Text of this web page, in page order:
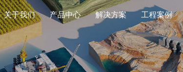
关于我们
品牌介绍
>
发展历程
>
产品中心
不间断电源系统 >
蓄电池设备
解决方案
教育
>
政府
>
工程案例
教育
>
政府
>